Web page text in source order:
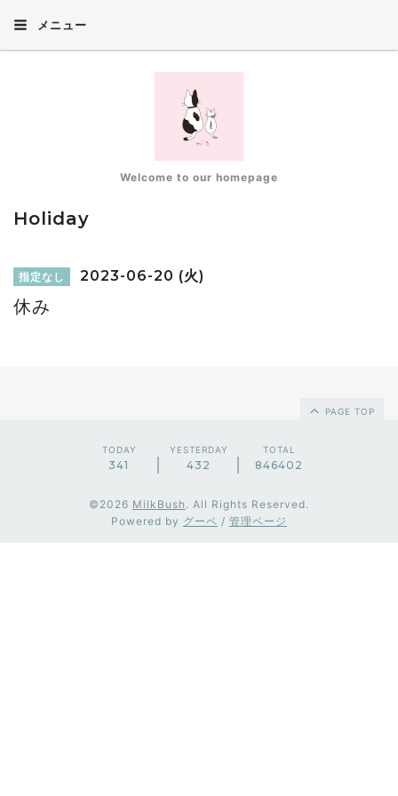
メニュー
Welcome to our homepage
Holiday
指定なし 2023-06-20 (火)
休み
PAGE TOP
TODAY
341
YESTERDAY
432
TOTAL
846402
©2026 MilkBush . All Rights Reserved.
Powered by グーペ / 管理ページ